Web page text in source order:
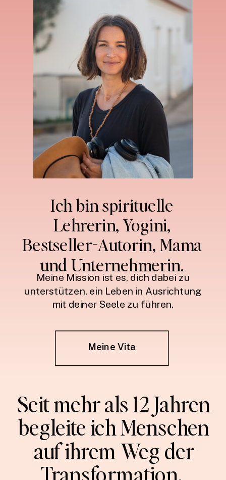
Meine Vita
Meine Mission ist es, dich dabei zu
unterstützen, ein Leben in Ausrichtung
mit deiner Seele zu führen.
Ich bin spirituelle
Lehrerin, Yogini,
Bestseller-Autorin, Mama
und Unternehmerin.
Seit mehr als 12 Jahren
begleite ich Menschen
auf ihrem Weg der
Transformation.